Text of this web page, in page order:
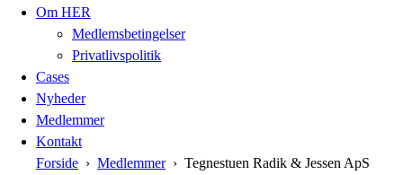
Om HER
Medlemsbetingelser
Privatlivspolitik
Cases
Nyheder
Medlemmer
Kontakt
Forside
Medlemmer
Tegnestuen Radik & Jessen ApS